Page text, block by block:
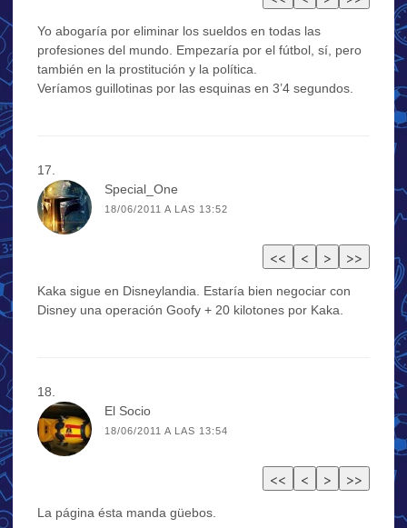
Yo abogaría por eliminar los sueldos en todas las
profesiones del mundo. Empezaría por el fútbol, sí, pero
también en la prostitución y la política.
Veríamos guillotinas por las esquinas en 3’4 segundos.
Special_One
18/06/2011 A LAS 13:52
Kaka sigue en Disneylandia. Estaría bien negociar con
Disney una operación Goofy + 20 kilotones por Kaka.
El Socio
18/06/2011 A LAS 13:54
La página ésta manda güebos.